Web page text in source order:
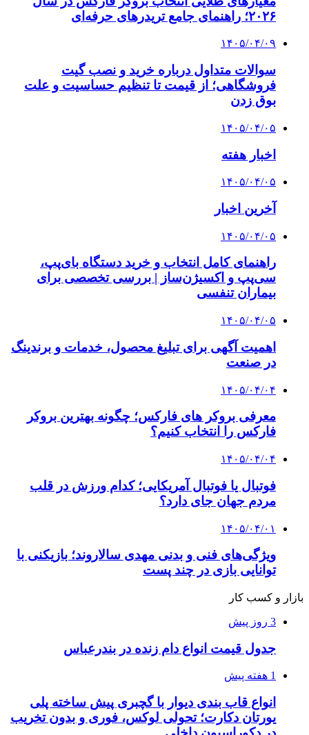
۲۰۲۶؛ راهنمای جامع تریدرهای حرفه‌ای
۱۴۰۵/۰۴/۰۹
سوالات متداول درباره خرید و نصب گیت
فروشگاهی؛ از قیمت تا تنظیم حساسیت و علت
بوق زدن
۱۴۰۵/۰۴/۰۵
اخبار هفته
۱۴۰۵/۰۴/۰۵
آخرین اخبار
۱۴۰۵/۰۴/۰۵
راهنمای کامل انتخاب و خرید دستگاه بای‌پپ،
سی‌پپ و اکسیژن‌ساز | بررسی تخصصی برای
بیماران تنفسی
۱۴۰۵/۰۴/۰۵
اهمیت آگهی برای تبلیغ محصول، خدمات و برندینگ
در صنعت
۱۴۰۵/۰۴/۰۴
معرفی بروکر های فارکس؛ چگونه بهترین بروکر
فارکس را انتخاب کنیم؟
۱۴۰۵/۰۴/۰۴
فوتبال یا فوتبال آمریکایی؛ کدام ورزش در قلب
مردم جهان جای دارد؟
۱۴۰۵/۰۴/۰۱
ویژگی‌های فنی و بدنی مهدی سالاروند؛ بازیکنی با
توانایی بازی در چند پست
بازار و کسب کار
3 روز پیش
جدول قیمت انواع دام زنده در بندرعباس
1 هفته پیش
انواع قاب بندی دیوار با گچبری پیش ساخته پلی
یورتان دکارت؛ تحولی لوکس، فوری و بدون تخریب